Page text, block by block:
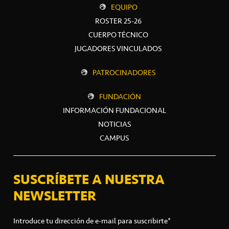
EQUIPO
ROSTER 25-26
CUERPO TÉCNICO
JUGADORES VINCULADOS
PATROCINADORES
FUNDACIÓN
INFORMACIÓN FUNDACIONAL
NOTICIAS
CAMPUS
SUSCRÍBETE A NUESTRA
NEWSLETTER
Introduce tu dirección de e-mail para suscribirte*